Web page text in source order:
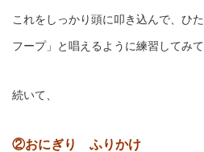
これをしっかり頭に叩き込んで、ひ
フープ」と唱えるように練習してみて
続いて、
②おにぎり ふりかけ